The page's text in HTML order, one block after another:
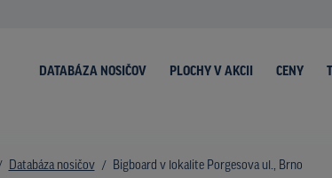
DATABÁZA NOSIČOV PLOCHY V AKCII CENY
Databáza nosičov Bigboard v lokalite Porgesova ul., Brno